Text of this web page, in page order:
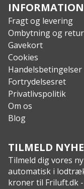
INFORMATION
Fragt og levering
Ombytning og
Gavekort
Cookies
Handelsbetingelser
Fortrydelsesret
Privatlivspolitik
Om os
Blog
TILMELD
Tilmeld dig vores
automatisk i
kroner til Friluft.dk